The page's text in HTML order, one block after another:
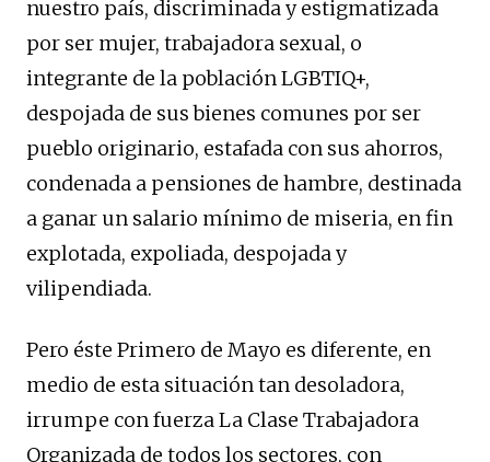
nuestro país, discriminada y estigmatizada
por ser mujer, trabajadora sexual, o
integrante de la población LGBTIQ+,
despojada de sus bienes comunes por ser
pueblo originario, estafada con sus ahorros,
condenada a pensiones de hambre, destinada
a ganar un salario mínimo de miseria, en fin
explotada, expoliada, despojada y
vilipendiada.
Pero éste Primero de Mayo es diferente, en
medio de esta situación tan desoladora,
irrumpe con fuerza La Clase Trabajadora
Organizada de todos los sectores, con